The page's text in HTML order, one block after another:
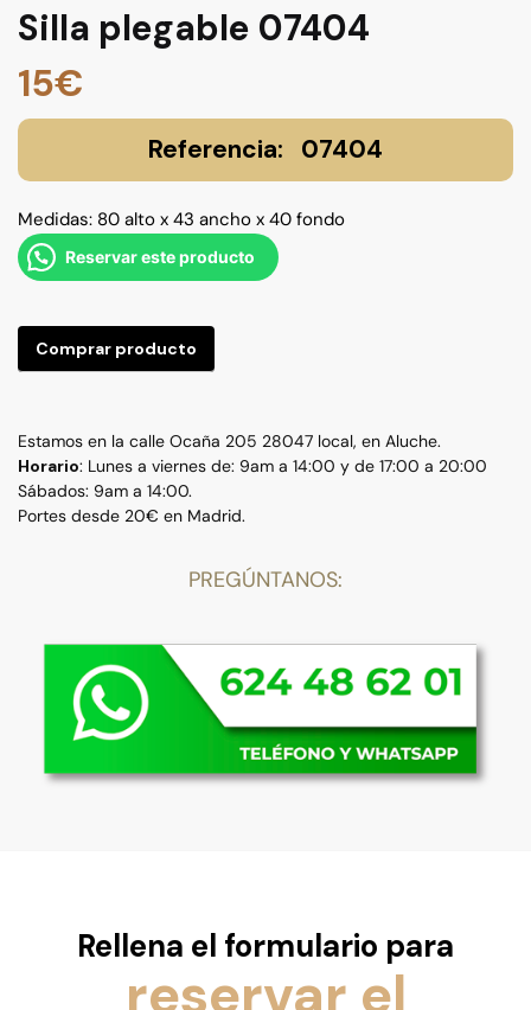
Silla plegable 07404
15€
07404
Medidas: 80 alto x 43 ancho x 40 fondo
Reservar este producto
Comprar producto
Estamos en la calle Ocaña 205 28047 local, en Aluche.
Horario: Lunes a viernes de: 9am a 14:00 y de 17:00 a 20:00
Sábados: 9am a 14:00.
Portes desde 20€ en Madrid.
PREGÚNTANOS:
Rellena el formulario para
reservar el